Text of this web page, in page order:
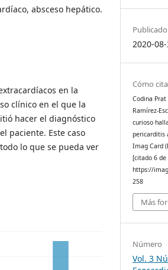
absceso hepático.
en la
clínico en el que la
hacer el diagnóstico
paciente. Este caso
lo que se pueda ver
Publicado
2020-08-
Cómo
Codina
Ramírez-
curioso
pericarditis
Imag Card
[citado 6 de
https://
258
Más
Número
Vol. 3